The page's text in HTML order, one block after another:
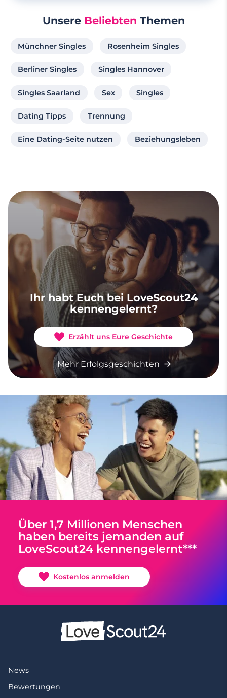
Unsere Beliebten Themen
Münchner Singles Rosenheim Singles
Berliner Singles Singles Hannover
Singles Saarland Sex Singles
Dating Tipps Trennung
Eine Dating-Seite nutzen Beziehungsleben
Ihr habt Euch bei LoveScout24
kennengelernt?
Erzählt uns Eure Geschichte
Mehr Erfolgsgeschichten
Über 1,7 Millionen Menschen
haben bereits jemanden auf
LoveScout24 kennengelernt***
Kostenlos anmelden
News
Bewertungen